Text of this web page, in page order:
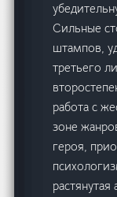
Сильные
штампов,
третьего
работа с
зоне
героя,